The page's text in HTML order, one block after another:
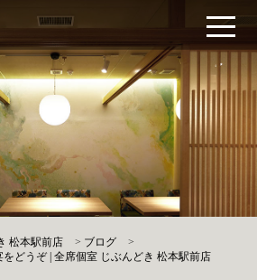
松本駅前店 > ブログ
>
どうぞ | 全席個室 じぶんどき 松本駅前店